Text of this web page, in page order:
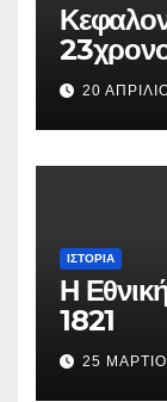
Μυρτούς
20
ΙΣΤΟΡΊΑ
Η
1821
25